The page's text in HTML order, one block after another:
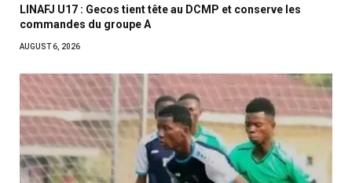
LINAFJ U17 : Gecos tient tête au DCMP et conserve les
commandes du groupe A
AUGUST 6, 2026